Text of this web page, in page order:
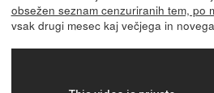
obsežen seznam cenzuriranih tem, po
vsak drugi mesec kaj večjega in